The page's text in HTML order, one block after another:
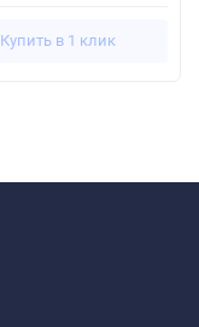
Купить в 1 клик